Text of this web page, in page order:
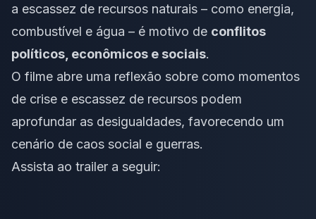
a escassez de recursos naturais – como energia,
combustível e água – é motivo de conflitos
políticos, econômicos e sociais.
O filme abre uma reflexão sobre como momentos
de crise e escassez de recursos podem
aprofundar as desigualdades, favorecendo um
cenário de caos social e guerras.
Assista ao trailer a seguir: